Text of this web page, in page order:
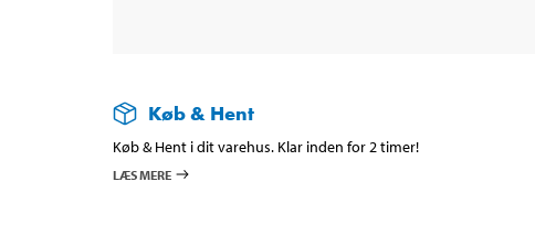
Køb & Hent
Køb & Hent i dit varehus. Klar inden for 2 timer!
LÆS MERE